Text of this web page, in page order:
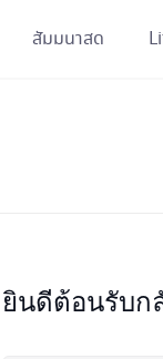
สัมมนาสด
ยินดีต้อนรับก